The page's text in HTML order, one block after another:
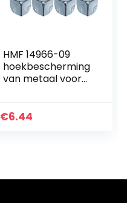
HMF 14966-09
hoekbescherming
van metaal voor
zilver verzinkt
€6.44